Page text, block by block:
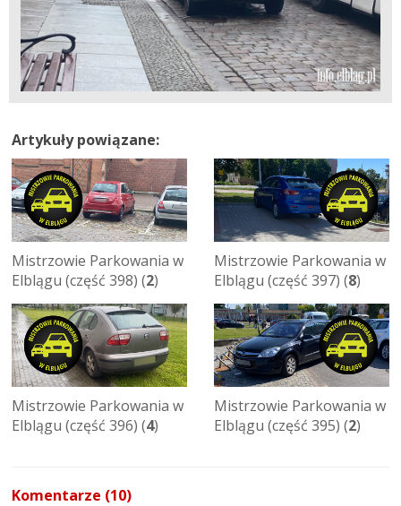
Artykuły powiązane:
Mistrzowie Parkowania w
Elblągu (część 398) (2)
Mistrzowie Parkowania w
Elblągu (część 397) (8)
Mistrzowie Parkowania w
Elblągu (część 396) (4)
Mistrzowie Parkowania w
Elblągu (część 395) (2)
Komentarze (10)